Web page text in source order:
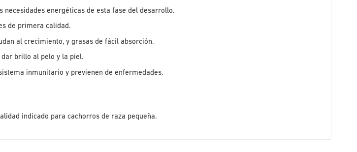
necesidades energéticas de esta fase del desarrollo.
de primera calidad.
al crecimiento, y grasas de fácil absorción.
brillo al pelo y la piel.
inmunitario y previenen de enfermedades.
indicado para cachorros de raza pequeña.